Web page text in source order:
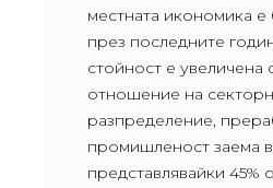
местната икономика е
през последните
стойност е увеличена
отношение на
разпределение,
промишленост заема
представлявайки 45%